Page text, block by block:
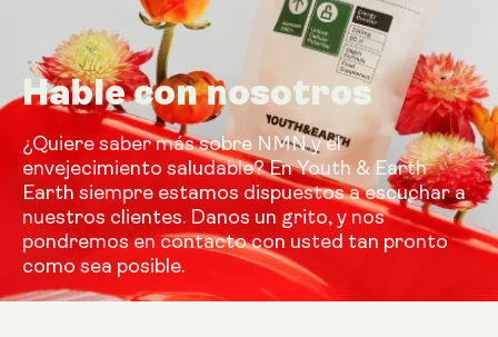
Hable con nosotros
¿Quiere saber más sobre NMN y el
envejecimiento saludable? En Youth & Earth
Earth siempre estamos dispuestos a escuchar a
nuestros clientes. Danos un grito, y nos
pondremos en contacto con usted tan pronto
como sea posible.